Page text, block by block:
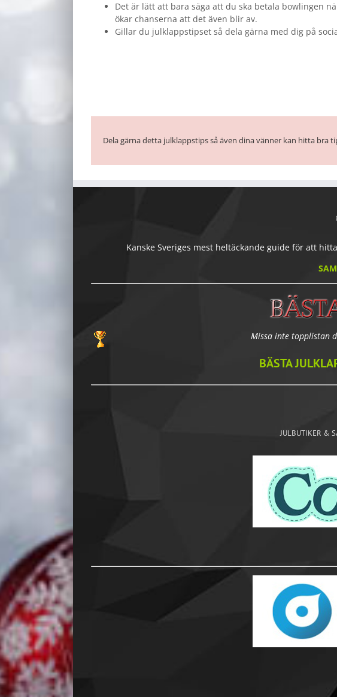
Det är lätt att bara säga att du ska betala bowlingen
ökar chanserna att det även blir av.
Gillar du julklappstipset så dela gärna med dig på
Dela gärna detta julklappstips så även dina vänner kan hitta bra
Kanske Sveriges mest heltäckande guide för att
Missa inte topplistan
BÄSTA
JULBUTIKER &